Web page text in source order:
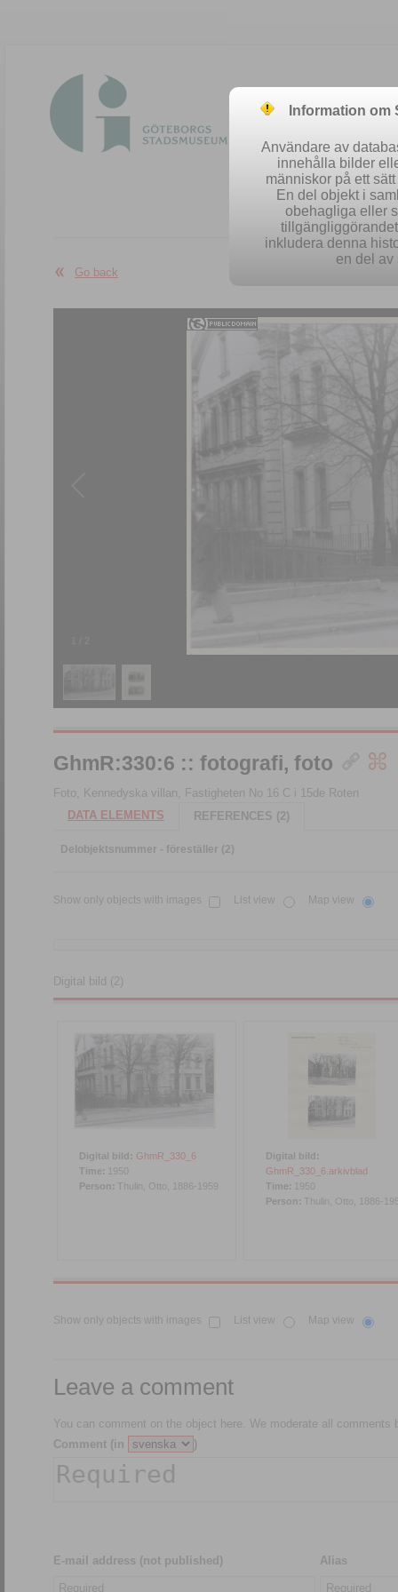
Easy
Go back
GhmR:330:6 :: fotografi, foto
Foto, Kennedyska villan, Fastigheten No 16 C i 15de Roten
DATA ELEMENTS
REFERENCES (2)
Delobjektsnummer - föreställer (2)
Show only objects with images List view Map view
Digital bild (2)
Digital bild: GhmR_330_6
Time:
1950
Person: Thulin, Otto, 1886-1959
Digital bild:
GhmR_330_6.arkivblad
Time:
1950
Person: Thulin, Otto, 1886-
Show only objects with images List view Map view
Leave a comment
You can comment on the object here. We moderate all comments
Comment (in
)
E-mail address (not published) Alias
Information
Användare av
innehålla bilder
människor på ett
En del objekt i
obehagliga eller
inkludera denna
en del av